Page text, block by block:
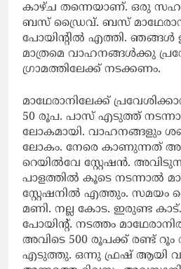
കാഴ്ച തന്നെയാണ്. ഒരു
ബസ് ഡ്രൈവ്. ബസ്
പോയിന്റിൽ എത്തി. ഞങ്ങൾ
മാത്രമെ വാഹനങ്ങൾക്കു
ഗ്രാമത്തിലേക്ക് നടക്കണം.
മാഥേരാനിലേക്ക്
50 രൂപ. പാസ് എടുത്ത്
ലോകമായി. വാഹനങ്ങളും
ലോകം. നേരെ കാണുന്നത്
റെയിൽവേ സ്റ്റേഷൻ.
പാളത്തിൽ കൂടെ നടന്നാൽ
സ്റ്റേഷനിൽ എത്തും.
മണി. നല്ല കോട. ഇരുണ്ട
പോയിന്റ്. നടത്തം
അവിടെ 500 രൂപക്ക് രണ്ട്
എടുത്തു. ഒന്നു ഫ്രഷ് ആയി